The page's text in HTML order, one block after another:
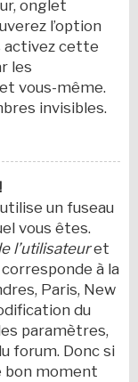
onglet
l’option
activez cette
les
vous-même.
invisibles.
un fuseau
vous êtes.
l’utilisateuret
à la
Paris, New
du
paramètres,
forum. Donc si
bon moment